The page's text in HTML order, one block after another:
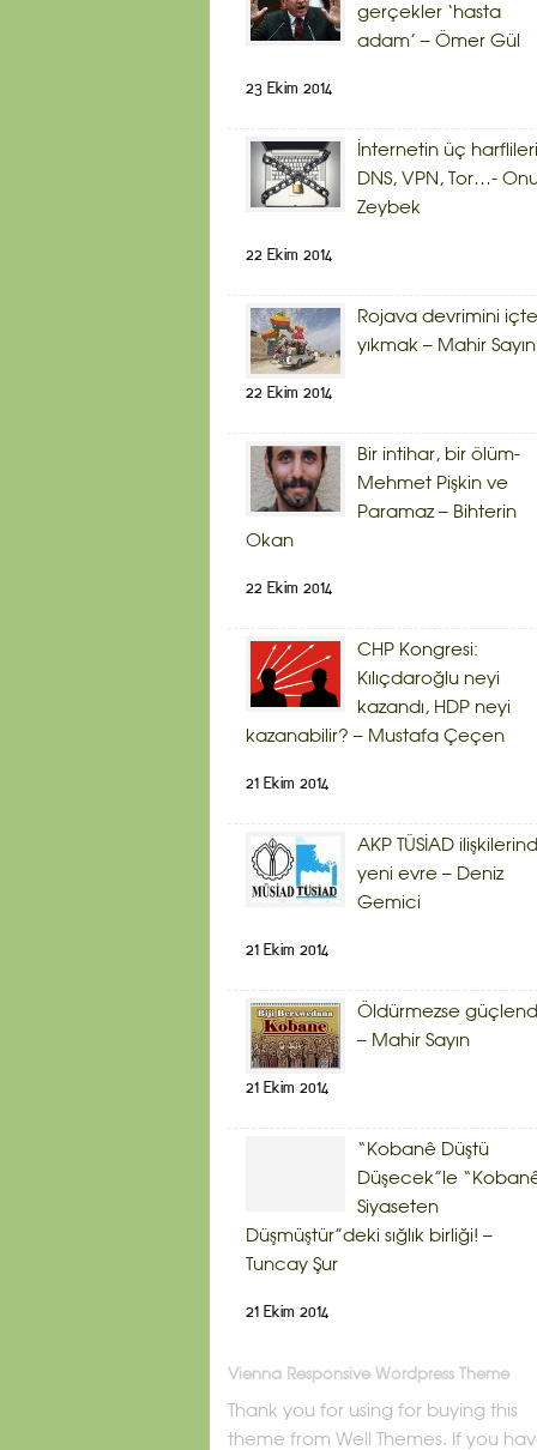
gerçekler ‘hasta
adam’ – Ömer Gül
23 Ekim 2014
İnternetin üç
DNS, VPN, Tor…-
Zeybek
22 Ekim 2014
Rojava devrimini
yıkmak – Mahir Sayın
22 Ekim 2014
Bir intihar, bir ölüm-
Mehmet Pişkin ve
Paramaz – Bihterin
Okan
22 Ekim 2014
CHP Kongresi:
Kılıçdaroğlu neyi
kazandı, HDP neyi
kazanabilir? – Mustafa Çeçen
21 Ekim 2014
AKP TÜSİAD
yeni evre – Deniz
Gemici
21 Ekim 2014
Öldürmezse
– Mahir Sayın
21 Ekim 2014
“Kobanê Düştü
Düşecek”le
Siyaseten
Düşmüştür”deki sığlık birliği! –
Tuncay Şur
21 Ekim 2014
Vienna Responsive Wordpress Theme
Thank you for using for buying this
theme from Well Themes. If you